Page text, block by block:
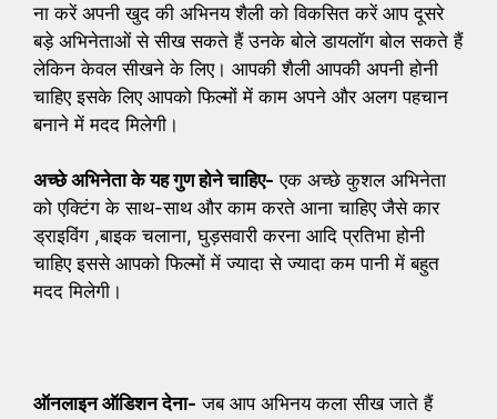
ना करें अपनी खुद की अभिनय शैली को विकसित करें आप दूसरे
बड़े अभिनेताओं से सीख सकते हैं उनके बोले डायलॉग बोल सकते हैं
लेकिन केवल सीखने के लिए। आपकी शैली आपकी अपनी होनी
चाहिए इसके लिए आपको फिल्मों में काम अपने और अलग पहचान
बनाने में मदद मिलेगी।
अच्छे अभिनेता के यह गुण होने चाहिए- एक अच्छे कुशल अभिनेता
को एक्टिंग के साथ-साथ और काम करते आना चाहिए जैसे कार
ड्राइविंग ,बाइक चलाना, घुड़सवारी करना आदि प्रतिभा होनी
चाहिए इससे आपको फिल्मों में ज्यादा से ज्यादा कम पानी में बहुत
मदद मिलेगी।
ऑनलाइन ऑडिशन देना- जब आप अभिनय कला सीख जाते हैं